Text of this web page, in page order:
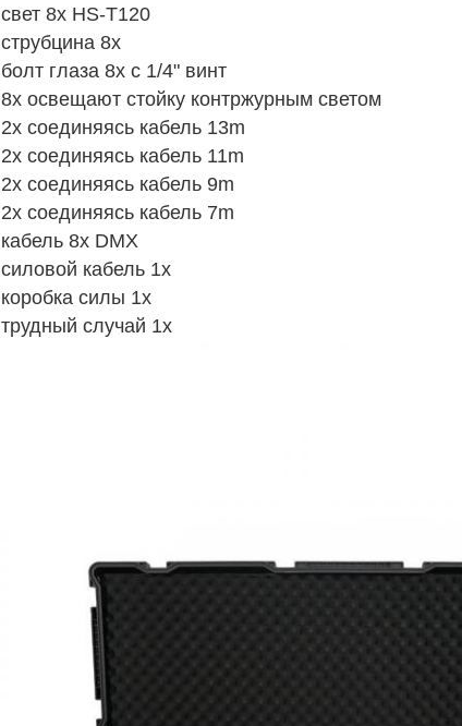
свет 8x HS-T120
струбцина 8x
болт глаза 8x с 1/4" винт
8x освещают стойку контржурным светом
2x соединяясь кабель 13m
2x соединяясь кабель 11m
2x соединяясь кабель 9m
2x соединяясь кабель 7m
кабель 8x DMX
силовой кабель 1x
коробка силы 1x
трудный случай 1x